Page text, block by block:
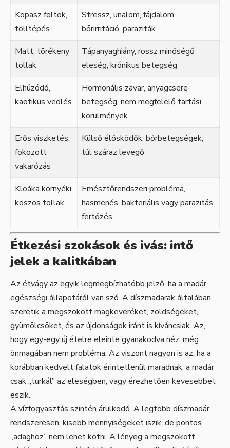
Kopasz foltok,
tolltépés
Stressz, unalom, fájdalom,
bőrirritáció, paraziták
Matt, törékeny
tollak
Tápanyaghiány, rossz minőségű
eleség, krónikus betegség
Elhúzódó,
kaotikus vedlés
Hormonális zavar, anyagcsere-
betegség, nem megfelelő tartási
körülmények
Erős viszketés,
fokozott
vakarózás
Külső élősködők, bőrbetegségek,
túl száraz levegő
Kloáka környéki
koszos tollak
Emésztőrendszeri probléma,
hasmenés, bakteriális vagy parazitás
fertőzés
Étkezési szokások és ivás: intő
jelek a kalitkában
Az étvágy az egyik legmegbízhatóbb jelző, ha a madár
egészségi állapotáról van szó. A díszmadarak általában
szeretik a megszokott magkeveréket, zöldségeket,
gyümölcsöket, és az újdonságok iránt is kíváncsiak. Az,
hogy egy-egy új ételre eleinte gyanakodva néz, még
önmagában nem probléma. Az viszont nagyon is az, ha a
korábban kedvelt falatok érintetlenül maradnak, a madár
csak „turkál” az eleségben, vagy érezhetően kevesebbet
eszik.
A vízfogyasztás szintén árulkodó. A legtöbb díszmadár
rendszeresen, kisebb mennyiségeket iszik, de pontos
„adaghoz” nem lehet kötni. A lényeg a megszokott